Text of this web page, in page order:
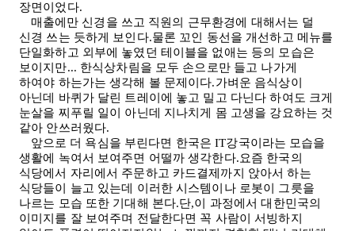
장면이었다.
매출에만 신경을 쓰고 직원의 근무환경에 대해서는 덜
신경 쓰는 듯하게 보인다.물론 꼬인 동선을 개선하고 메뉴를
단일화하고 외부에 놓였던 테이블을 없애는 등의 모습은
보이지만... 한식상차림을 모두 손으로만 들고 나가게
하여야 하는가는 생각해 볼 문제이다.가벼운 음식상이
아닌데 바퀴가 달린 트레이에 놓고 밀고 다닌다 하여도 크게
눈살을 찌푸릴 일이 아닌데 지나치게 몸 고생을 강요하는 것
같아 안쓰러웠다.
앞으로 더 욕심을 부린다면 한국은 IT강국이라는 모습을
생활에 녹여서 보여주면 어떨까 생각한다.요즘 한국의
식당에서 자리에서 주문하고 카드결제까지 앉아서 하는
식당들이 늘고 있는데 이러한 시스템이나 로봇이 그릇을
나르는 모습 또한 기대해 본다.단,이 과정에서 대한민국의
이미지를 잘 보여주며 전달한다면 꼭 사람이 서빙하지